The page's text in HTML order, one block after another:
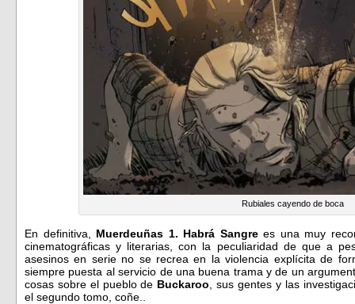
Rubiales cayendo de boca
En definitiva, Muerdeuñas 1. Habrá Sangrees una muy
cinematográficas y literarias, con la peculiaridad de que a
asesinos en serie no se recrea en la violencia explícita de
siempre puesta al servicio de una buena trama y de un
cosas sobre el pueblo de Buckaroo , sus gentes y las
el segundo tomo, coñe..